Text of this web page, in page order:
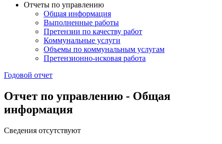
Отчеты по управлению
Общая информация
Выполненные работы
Претензии по качеству работ
Коммунальные услуги
Объемы по коммунальным услугам
Претензионно-исковая работа
Годовой отчет
Отчет по управлению - Общая
информация
Сведения отсутствуют